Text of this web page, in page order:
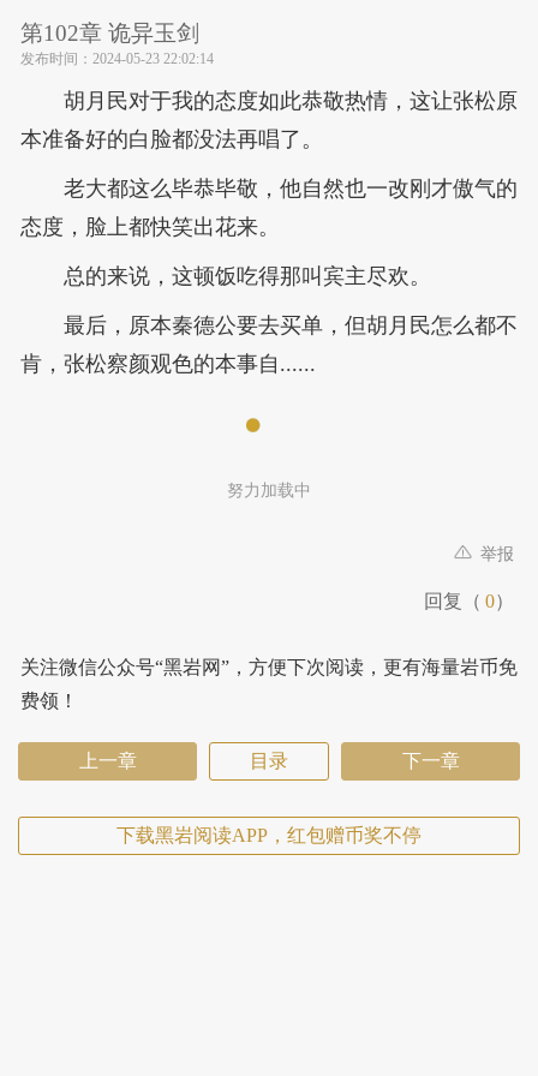
第102章 诡异玉剑
发布时间： 2024-05-23 22:02:14
胡月民对于我的态度如此恭敬热情，这让张松原
本准备好的白脸都没法再唱了。
老大都这么毕恭毕敬，他自然也一改刚才傲气的
态度，脸上都快笑出花来。
总的来说，这顿饭吃得那叫宾主尽欢。
最后，原本秦德公要去买单，但胡月民怎么都不
肯，张松察颜观色的本事自......
努力加载中
举报
回复（ 0）
关注微信公众号“黑岩网”，方便下次阅读，更有海量岩币免
费领！
上一章 目录 下一章
下载黑岩阅读APP，红包赠币奖不停